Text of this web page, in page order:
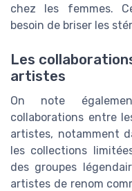
chez les femmes.
besoin de briser les
Les
artistes
On note
collaborations entre
artistes, notamment
les collections
des groupes
artistes de renom